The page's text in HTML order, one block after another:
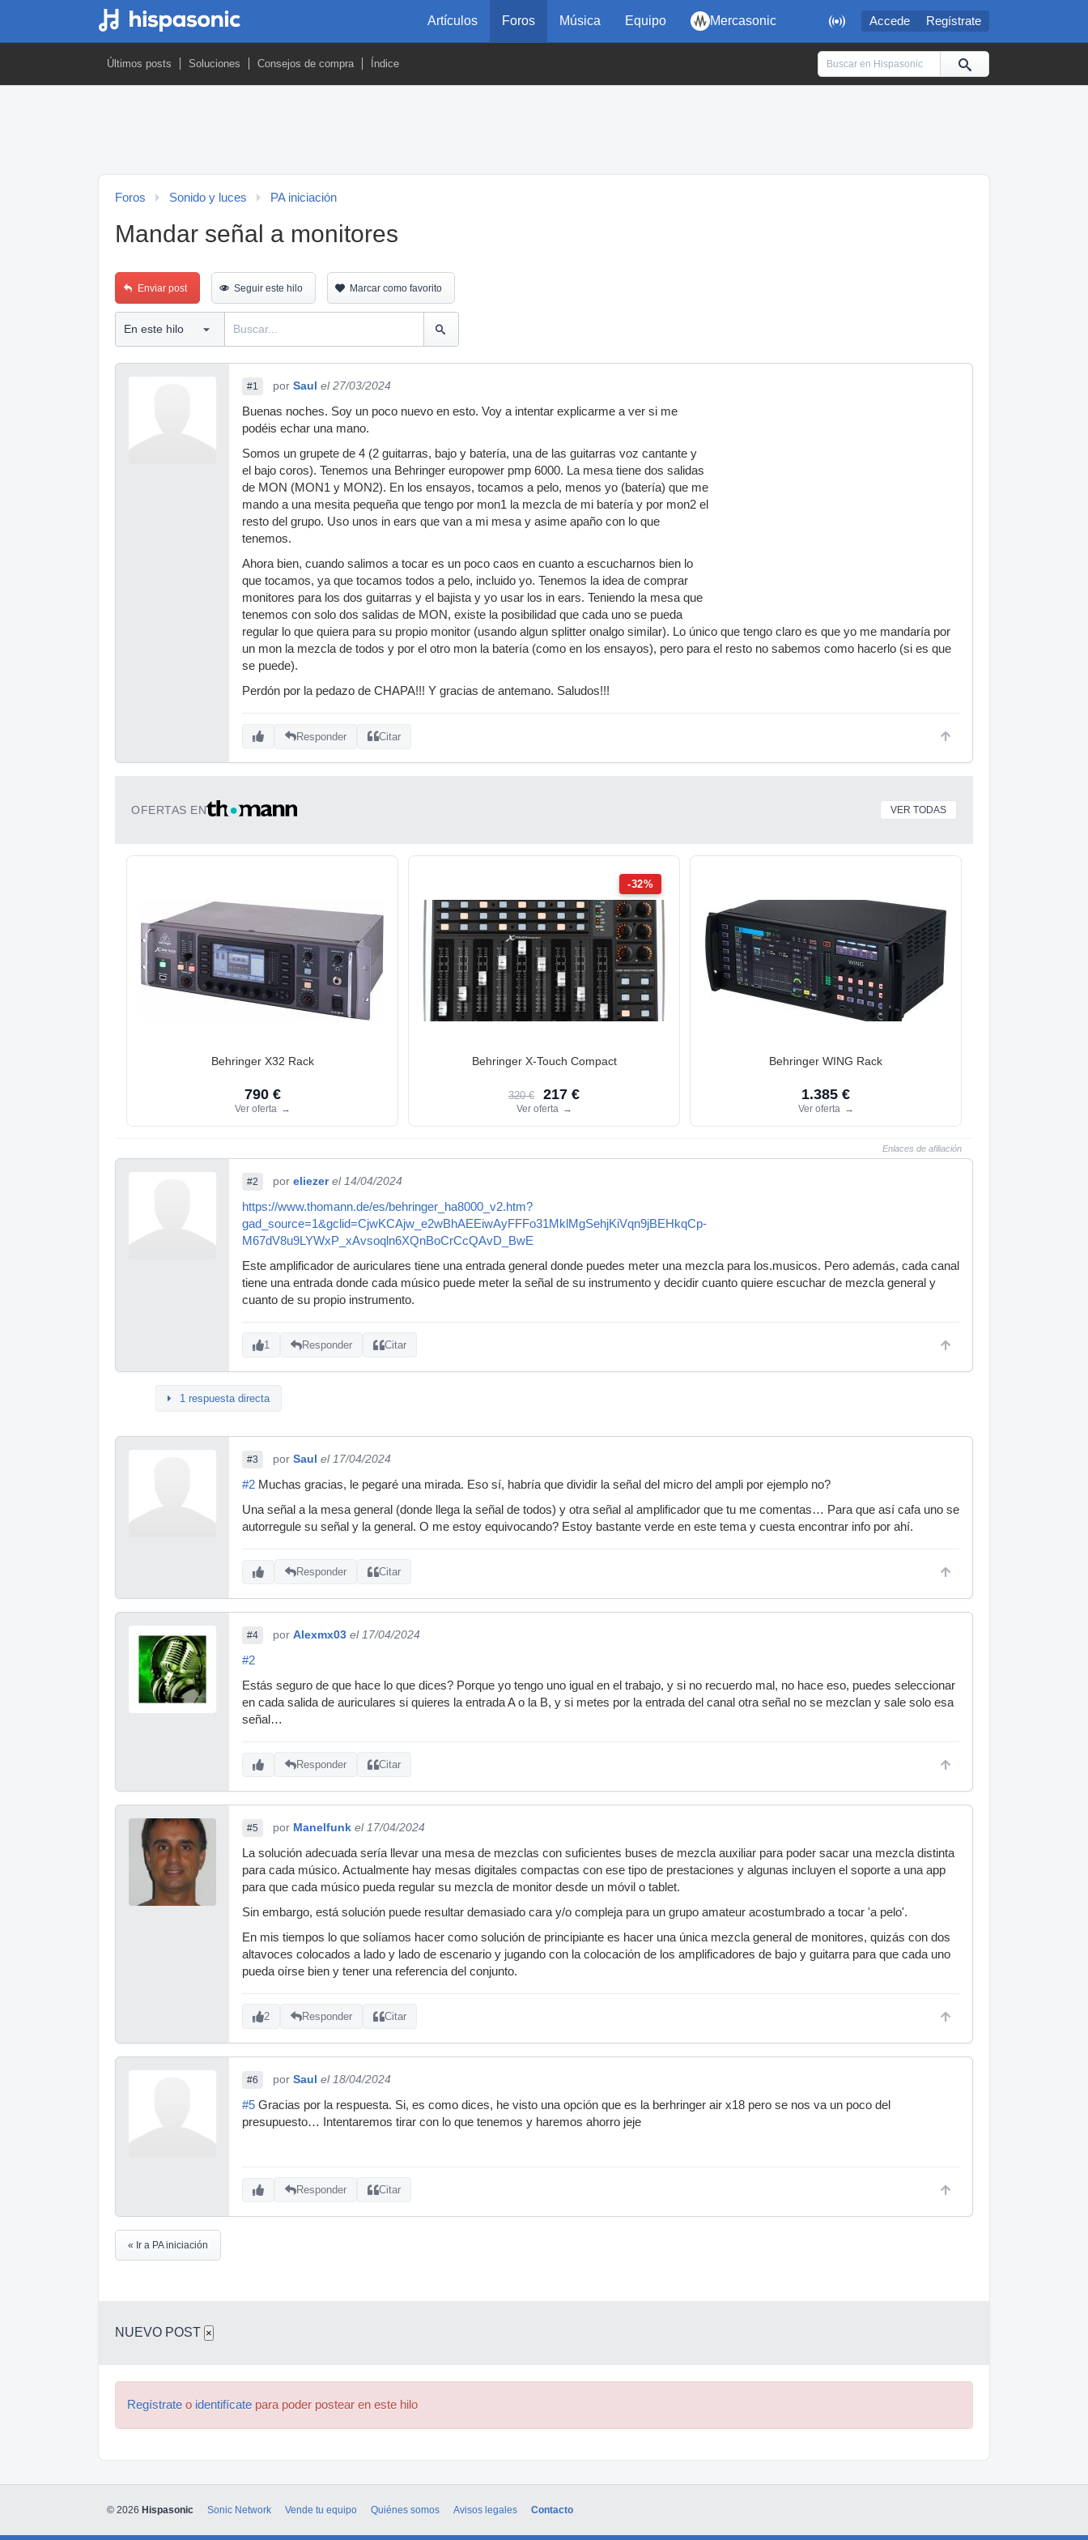
 Accede Regístrate
Artículos Foros Música Equipo Mercasonic
Últimos posts Soluciones Consejos de compra Índice
Foros Sonido y luces PA iniciación
Mandar señal a monitores
Enviar post Seguir este hilo Marcar como favorito
#1 por Saul el 27/03/2024
Buenas noches. Soy un poco nuevo en esto. Voy a intentar explicarme a ver si me
podéis echar una mano.
Somos un grupete de 4 (2 guitarras, bajo y batería, una de las guitarras voz cantante y
el bajo coros). Tenemos una Behringer europower pmp 6000. La mesa tiene dos salidas
de MON (MON1 y MON2). En los ensayos, tocamos a pelo, menos yo (batería) que me
mando a una mesita pequeña que tengo por mon1 la mezcla de mi batería y por mon2 el
resto del grupo. Uso unos in ears que van a mi mesa y asime apaño con lo que
tenemos.
Ahora bien, cuando salimos a tocar es un poco caos en cuanto a escucharnos bien lo
que tocamos, ya que tocamos todos a pelo, incluido yo. Tenemos la idea de comprar
monitores para los dos guitarras y el bajista y yo usar los in ears. Teniendo la mesa que
tenemos con solo dos salidas de MON, existe la posibilidad que cada uno se pueda
regular lo que quiera para su propio monitor (usando algun splitter onalgo similar). Lo único que tengo claro es que yo me mandaría por
un mon la mezcla de todos y por el otro mon la batería (como en los ensayos), pero para el resto no sabemos como hacerlo (si es que
se puede).
Perdón por la pedazo de CHAPA!!! Y gracias de antemano. Saludos!!!
Responder Citar
OFERTAS EN VER TODAS
Behringer X32 Rack
790 €
Ver oferta →
-32%
Behringer X-Touch Compact
320 € 217 €
Ver oferta →
Behringer WING Rack
1.385 €
Ver oferta →
Enlaces de afiliación
#2 por eliezer el 14/04/2024
https://www.thomann.de/es/behringer_ha8000_v2.htm?
gad_source=1&gclid=CjwKCAjw_e2wBhAEEiwAyFFFo31MklMgSehjKiVqn9jBEHkqCp-
M67dV8u9LYWxP_xAvsoqln6XQnBoCrCcQAvD_BwE
Este amplificador de auriculares tiene una entrada general donde puedes meter una mezcla para los.musicos. Pero además, cada canal
tiene una entrada donde cada músico puede meter la señal de su instrumento y decidir cuanto quiere escuchar de mezcla general y
cuanto de su propio instrumento.
1 Responder Citar
1 respuesta directa
#3 por Saul el 17/04/2024
#2 Muchas gracias, le pegaré una mirada. Eso sí, habría que dividir la señal del micro del ampli por ejemplo no?
Una señal a la mesa general (donde llega la señal de todos) y otra señal al amplificador que tu me comentas… Para que así cafa uno se
autorregule su señal y la general. O me estoy equivocando? Estoy bastante verde en este tema y cuesta encontrar info por ahí.
Responder Citar
#4 por Alexmx03 el 17/04/2024
#2
Estás seguro de que hace lo que dices? Porque yo tengo uno igual en el trabajo, y si no recuerdo mal, no hace eso, puedes seleccionar
en cada salida de auriculares si quieres la entrada A o la B, y si metes por la entrada del canal otra señal no se mezclan y sale solo esa
señal…
Responder Citar
#5 por Manelfunk el 17/04/2024
La solución adecuada sería llevar una mesa de mezclas con suficientes buses de mezcla auxiliar para poder sacar una mezcla distinta
para cada músico. Actualmente hay mesas digitales compactas con ese tipo de prestaciones y algunas incluyen el soporte a una app
para que cada músico pueda regular su mezcla de monitor desde un móvil o tablet.
Sin embargo, está solución puede resultar demasiado cara y/o compleja para un grupo amateur acostumbrado a tocar 'a pelo'.
En mis tiempos lo que solíamos hacer como solución de principiante es hacer una única mezcla general de monitores, quizás con dos
altavoces colocados a lado y lado de escenario y jugando con la colocación de los amplificadores de bajo y guitarra para que cada uno
pueda oírse bien y tener una referencia del conjunto.
2 Responder Citar
#6 por Saul el 18/04/2024
#5 Gracias por la respuesta. Si, es como dices, he visto una opción que es la berhringer air x18 pero se nos va un poco del
presupuesto… Intentaremos tirar con lo que tenemos y haremos ahorro jeje
Responder Citar
« Ir a PA iniciación
NUEVO POST ×
Regístrate o identifícate para poder postear en este hilo
© 2026 Hispasonic Sonic Network Vende tu equipo Quiénes somos Avisos legales Contacto